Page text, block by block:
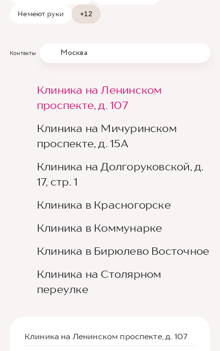
Немеют руки +12
Контакты Москва
Клиника на Ленинском
проспекте, д. 107
Клиника на Мичуринском
проспекте, д. 15А
Клиника на Долгоруковской, д.
17, стр. 1
Клиника в Красногорске
Клиника в Коммунарке
Клиника в Бирюлево Восточное
Клиника на Столярном
переулке
Клиника на Ленинском проспекте, д. 107